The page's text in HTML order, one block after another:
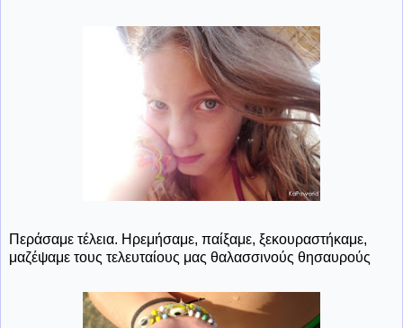
Περάσαμε τέλεια. Ηρεμήσαμε, παίξαμε, ξεκουραστήκαμε,
μαζέψαμε τους τελευταίους μας θαλασσινούς θησαυρούς